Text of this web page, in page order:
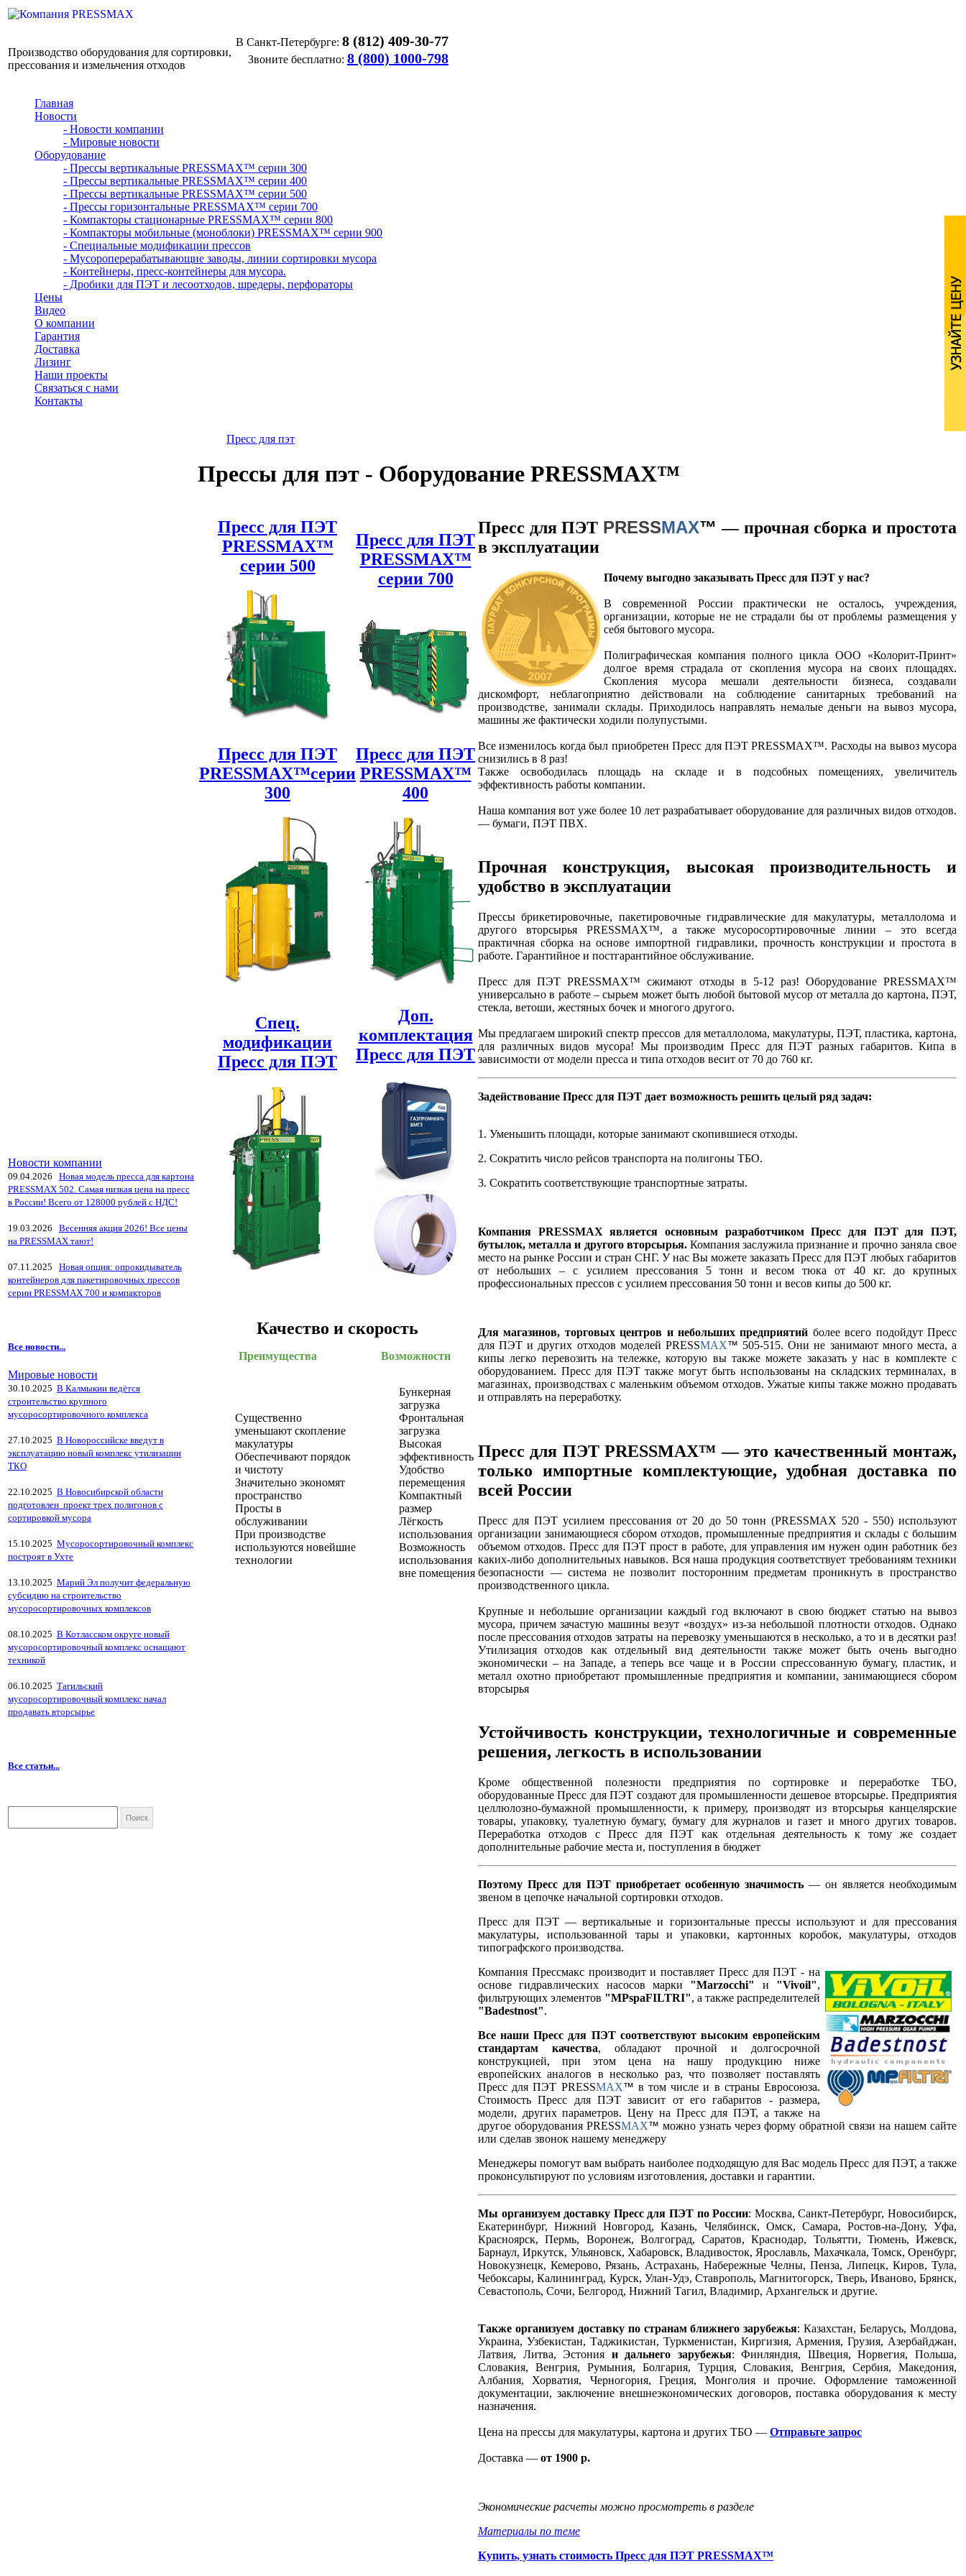
Производство оборудования для сортировки,
прессования и измельчения отходов
В Санкт-Петербурге: 8 (812) 409-30-77
Звоните бесплатно: 8 (800) 1000-798
Главная
Новости
- Новости компании
- Мировые новости
Оборудование
- Прессы вертикальные PRESSMAX™ серии 300
- Прессы вертикальные PRESSMAX™ серии 400
- Прессы вертикальные PRESSMAX™ серии 500
- Прессы горизонтальные PRESSMAX™ серии 700
- Компакторы стационарные PRESSMAX™ серии 800
- Компакторы мобильные (моноблоки) PRESSMAX™ серии 900
- Специальные модификации прессов
- Мусороперерабатывающие заводы, линии сортировки мусора
- Контейнеры, пресс-контейнеры для мусора.
- Дробики для ПЭТ и лесоотходов, шредеры, перфораторы
Цены
Видео
О компании
Гарантия
Доставка
Лизинг
Наши проекты
Связаться с нами
Контакты
Новости компании
09.04.2026
Новая модель пресса для картона
PRESSMAX 502. Самая низкая цена на пресс
в России! Всего от 128000 рублей с НДС!
19.03.2026
Весенняя акция 2026! Все цены
на PRESSMAX тают!
07.11.2025
Новая опция: опрокидыватель
контейнеров для пакетировочных прессов
серии PRESSMAX 700 и компакторов
Все новости...
Мировые новости
30.10.2025 В Калмыкии ведётся
строительство крупного
мусоросортировочного комплекса
27.10.2025 В Новороссийске введут в
эксплуатацию новый комплекс утилизации
ТКО
22.10.2025 В Новосибирской области
подготовлен проект трех полигонов с
сортировкой мусора
15.10.2025 Мусоросортировочный комплекс
построят в Ухте
13.10.2025 Марий Эл получит федеральную
субсидию на строительство
мусоросортировочных комплексов
08.10.2025 В Котласском округе новый
мусоросортировочный комплекс оснащают
техникой
06.10.2025 Тагильский
мусоросортировочный комплекс начал
продавать вторсырье
Все статьи...
Пресс для пэт
Прессы для пэт - Оборудование PRESSMAX™
Пресс для ПЭТ
PRESSMAX™
серии 500
Пресс для ПЭТ
PRESSMAX™
серии 700
Пресс для ПЭТ
PRESSMAX™серии
300
Пресс для ПЭТ
PRESSMAX™
400
Спец.
модификации
Пресс для ПЭТ
Доп.
комплектация
Пресс для ПЭТ
Качество и скорость
Преимущества Возможности
Существенно
уменьшают скопление
макулатуры
Обеспечивают порядок
и чистоту
Значительно экономят
пространство
Просты в
обслуживании
При производстве
используются новейшие
технологии
Бункерная
загрузка
Фронтальная
загрузка
Высокая
эффективность
Удобство
перемещения
Компактный
размер
Лёгкость
использования
Возможность
использования
вне помещения
Пресс для ПЭТ PRESSMAX™— прочная сборка и простота
в эксплуатации
Почему выгодно заказывать Пресс для ПЭТ у нас?
В современной России практически не осталось, учреждения,
организации, которые не не страдали бы от проблемы размещения у
себя бытового мусора.
Полиграфическая компания полного цикла ООО «Колорит-Принт»
долгое время страдала от скопления мусора на своих площадях.
Скопления мусора мешали деятельности бизнеса, создавали
дискомфорт, неблагоприятно действовали на соблюдение санитарных требований на
производстве, занимали склады. Приходилось направлять немалые деньги на вывоз мусора,
машины же фактически ходили полупустыми.
Все изменилось когда был приобретен Пресс для ПЭТ PRESSMAX™. Расходы на вывоз мусора
снизились в 8 раз!
Также освободилась площадь на складе и в подсобных помещениях, увеличитель
эффективность работы компании.
Наша компания вот уже более 10 лет разрабатывает оборудование для различных видов отходов.
— бумаги, ПЭТ ПВХ.
Прочная конструкция, высокая производительность и
удобство в эксплуатации
Прессы брикетировочные, пакетировочные гидравлические для макулатуры, металлолома и
другого вторсырья PRESSMAX™, а также мусоросортировочные линии – это всегда
практичная сборка на основе импортной гидравлики, прочность конструкции и простота в
работе. Гарантийное и постгарантийное обслуживание.
Пресс для ПЭТ PRESSMAX™ сжимают отходы в 5-12 раз! Оборудование PRESSMAX™
универсально в работе – сырьем может быть любой бытовой мусор от металла до картона, ПЭТ,
стекла, ветоши, жестяных бочек и многого другого.
Мы предлагаем широкий спектр прессов для металлолома, макулатуры, ПЭТ, пластика, картона,
для различных видов мусора! Мы производим Пресс для ПЭТ разных габаритов. Кипа в
зависимости от модели пресса и типа отходов весит от 70 до 760 кг.
Задействование Пресс для ПЭТ дает возможность решить целый ряд задач:
1. Уменьшить площади, которые занимают скопившиеся отходы.
2. Сократить число рейсов транспорта на полигоны ТБО.
3. Сократить соответствующие транспортные затраты.
Компания PRESSMAX является основным разработчиком Пресс для ПЭТ для ПЭТ,
бутылок, металла и другого вторсырья. Компания заслужила признание и прочно заняла свое
место на рынке России и стран СНГ. У нас Вы можете заказать Пресс для ПЭТ любых габаритов
от небольших – с усилием прессования 5 тонн и весом тюка от 40 кг. до крупных
профессиональных прессов с усилием прессования 50 тонн и весов кипы до 500 кг.
Для магазинов, торговых центров и небольших предприятий более всего подойдут Пресс
для ПЭТ и других отходов моделей PRESSMAX™ 505-515. Они не занимают много места, а
кипы легко перевозить на тележке, которую вы также можете заказать у нас в комплекте с
оборудованием. Пресс для ПЭТ также могут быть использованы на складских терминалах, в
магазинах, производствах с маленьким объемом отходов. Ужатые кипы также можно продавать
и отправлять на переработку.
Пресс для ПЭТ PRESSMAX™ — это качественный монтаж,
только импортные комплектующие, удобная доставка по
всей России
Пресс для ПЭТ усилием прессования от 20 до 50 тонн (PRESSMAX 520 - 550) используют
организации занимающиеся сбором отходов, промышленные предприятия и склады с большим
объемом отходов. Пресс для ПЭТ прост в работе, для управления им нужен один работник без
каких-либо дополнительных навыков. Вся наша продукция соответствует требованиям техники
безопасности — система не позволит посторонним предметам проникнуть в пространство
производственного цикла.
Крупные и небольшие организации каждый год включают в свою бюджет статью на вывоз
мусора, причем зачастую машины везут «воздух» из-за небольшой плотности отходов. Однако
после прессования отходов затраты на перевозку уменьшаются в несколько, а то и в десятки раз!
Утилизация отходов как отдельный вид деятельности также может быть очень выгодно
экономически – на Западе, а теперь все чаще и в России спрессованную бумагу, пластик, и
металл охотно приобретают промышленные предприятия и компании, занимающиеся сбором
вторсырья
Устойчивость конструкции, технологичные и современные
решения, легкость в использовании
Кроме общественной полезности предприятия по сортировке и переработке ТБО,
оборудованные Пресс для ПЭТ создают для промышленности дешевое вторсырье. Предприятия
целлюлозно-бумажной промышленности, к примеру, производят из вторсырья канцелярские
товары, упаковку, туалетную бумагу, бумагу для журналов и газет и много других товаров.
Переработка отходов с Пресс для ПЭТ как отдельная деятельность к тому же создает
дополнительные рабочие места и, поступления в бюджет
Поэтому Пресс для ПЭТ приобретает особенную значимость— он является необходимым
звеном в цепочке начальной сортировки отходов.
Пресс для ПЭТ — вертикальные и горизонтальные прессы используют и для прессования
макулатуры, использованной тары и упаковки, картонных коробок, макулатуры, отходов
типографского производства.
Компания Прессмакс производит и поставляет Пресс для ПЭТ - на
основе гидравлических насосов марки "Marzocchi" и "Vivoil",
фильтрующих элементов "MPspaFILTRI", а также распределителей
"Badestnost".
Все наши Пресс для ПЭТ соответствуют высоким европейским
стандартам качества, обладают прочной и долгосрочной
конструкцией, при этом цена на нашу продукцию ниже
европейских аналогов в несколько раз, что позволяет поставлять
Пресс для ПЭТ PRESSMAX™ в том числе и в страны Евросоюза.
Стоимость Пресс для ПЭТ зависит от его габаритов - размера,
модели, других параметров. Цену на Пресс для ПЭТ, а также на
другое оборудования PRESSMAX™ можно узнать через форму обратной связи на нашем сайте
или сделав звонок нашему менеджеру
Менеджеры помогут вам выбрать наиболее подходящую для Вас модель Пресс для ПЭТ, а также
проконсультируют по условиям изготовления, доставки и гарантии.
Мы организуем доставку Пресс для ПЭТ по России: Москва, Санкт-Петербург, Новосибирск,
Екатеринбург, Нижний Новгород, Казань, Челябинск, Омск, Самара, Ростов-на-Дону, Уфа,
Красноярск, Пермь, Воронеж, Волгоград, Саратов, Краснодар, Тольятти, Тюмень, Ижевск,
Барнаул, Иркутск, Ульяновск, Хабаровск, Владивосток, Ярославль, Махачкала, Томск, Оренбург,
Новокузнецк, Кемерово, Рязань, Астрахань, Набережные Челны, Пенза, Липецк, Киров, Тула,
Чебоксары, Калининград, Курск, Улан-Удэ, Ставрополь, Магнитогорск, Тверь, Иваново, Брянск,
Севастополь, Сочи, Белгород, Нижний Тагил, Владимир, Архангельск и другие.
Также организуем доставку по странам ближнего зарубежья: Казахстан, Беларусь, Молдова,
Украина, Узбекистан, Таджикистан, Туркменистан, Киргизия, Армения, Грузия, Азербайджан,
Латвия, Литва, Эстония и дальнего зарубежья: Финляндия, Швеция, Норвегия, Польша,
Словакия, Венгрия, Румыния, Болгария, Турция, Словакия, Венгрия, Сербия, Македония,
Албания, Хорватия, Черногория, Греция, Монголия и прочие. Оформление таможенной
документации, заключение внешнеэкономических договоров, поставка оборудования к месту
назначения.
Цена на прессы для макулатуры, картона и других ТБО — Отправьте запрос
Доставка — от 1900 р.
Экономические расчеты можно просмотреть в разделе
Материалы по теме
Купить, узнать стоимость Пресс для ПЭТ PRESSMAX™